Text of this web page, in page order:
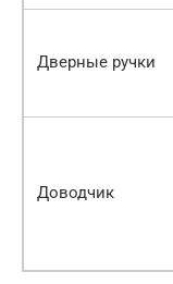
Дверные ручки
Доводчик